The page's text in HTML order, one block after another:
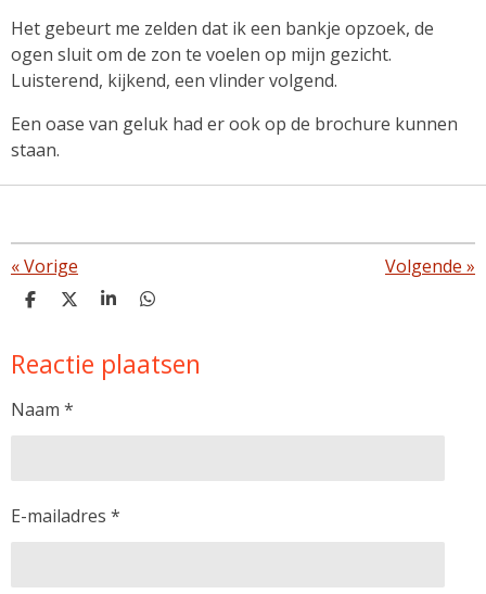
Het gebeurt me zelden dat ik een bankje opzoek, de
ogen sluit om de zon te voelen op mijn gezicht.
Luisterend, kijkend, een vlinder volgend.
Een oase van geluk had er ook op de brochure kunnen
staan.
«Vorige Volgende »
D
e
n
D
l
S
r
e
D
e
n
Reactie plaatsen
Naam *
E-mailadres *